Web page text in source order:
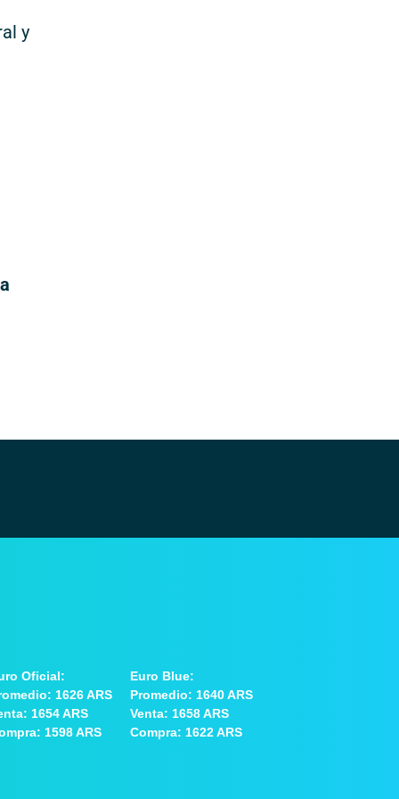
y
Oficial:
1626 ARS
1654 ARS
1598 ARS
Euro Blue:
Promedio: 1640 ARS
Venta: 1658 ARS
Compra: 1622 ARS